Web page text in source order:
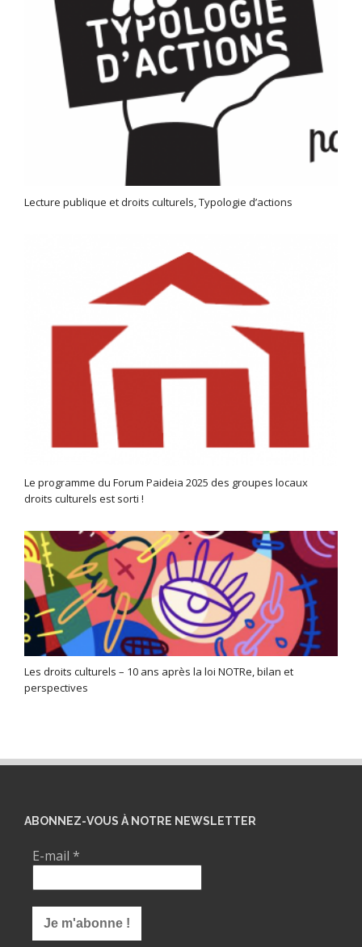
Lecture publique et droits culturels, Typologie d’actions
Le programme du Forum Paideia 2025 des groupes locaux
droits culturels est sorti !
Les droits culturels – 10 ans après la loi NOTRe, bilan et
perspectives
ABONNEZ-VOUS À NOTRE NEWSLETTER
E-mail *